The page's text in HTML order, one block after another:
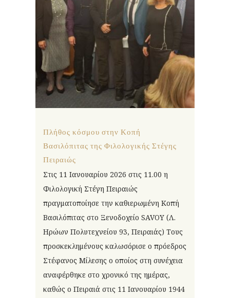
Πλήθος κόσμου στην Κοπή
Βασιλόπιτας της Φιλολογικής Στέγης
Πειραιώς
Στις 11 Ιανουαρίου 2026 στις 11.00 η
Φιλολογική Στέγη Πειραιώς
πραγματοποίησε την καθιερωμένη Κοπή
Βασιλόπιτας στο Ξενοδοχείο SAVOY (Λ.
Ηρώων Πολυτεχνείου 93, Πειραιάς) Τους
προσκεκλημένους καλωσόρισε ο πρόεδρος
Στέφανος Μίλεσης ο οποίος στη συνέχεια
αναφέρθηκε στο χρονικό της ημέρας,
καθώς ο Πειραιά στις 11 Ιανουαρίου 1944